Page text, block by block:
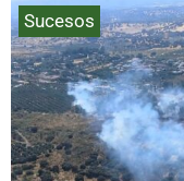
Sucesos